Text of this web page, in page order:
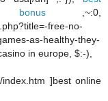
,~:0,
free-no-
as-healthy-they-
in europe, $:-),
index.htm ]best online